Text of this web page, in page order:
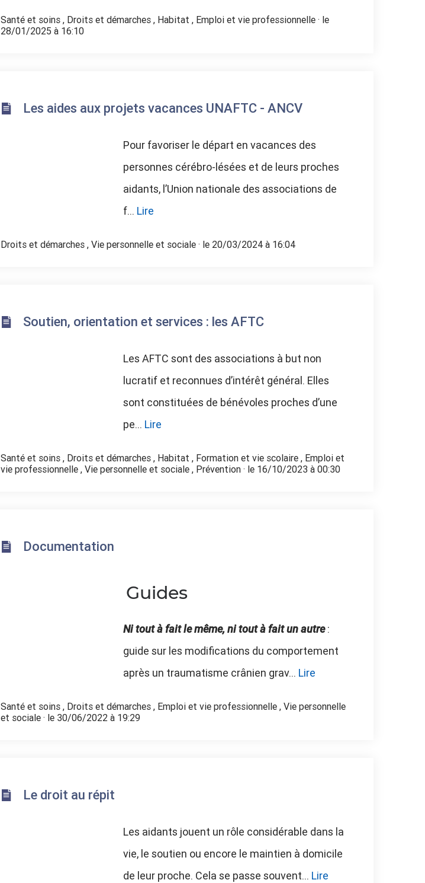
Santé et soins , Droits et démarches , Habitat , Emploi et vie professionnelle · le
28/01/2025 à 16:10
Les aides aux projets vacances UNAFTC - ANCV
Pour favoriser le départ en vacances des
personnes cérébro-lésées et de leurs proches
aidants, l’Union nationale des associations de
f... Lire
Droits et démarches , Vie personnelle et sociale · le 20/03/2024 à 16:04
Soutien, orientation et services : les AFTC
Les AFTC sont des associations à but non
lucratif et reconnues d’intérêt général. Elles
sont constituées de bénévoles proches d’une
pe... Lire
Santé et soins , Droits et démarches , Habitat , Formation et vie scolaire , Emploi et
vie professionnelle , Vie personnelle et sociale , Prévention · le 16/10/2023 à 00:30
Documentation
Guides
Ni tout à fait le même, ni tout à fait un autre:
guide sur les modifications du comportement
après un traumatisme crânien grav... Lire
Santé et soins , Droits et démarches , Emploi et vie professionnelle , Vie personnelle
et sociale · le 30/06/2022 à 19:29
Le droit au répit
Les aidants jouent un rôle considérable dans la
vie, le soutien ou encore le maintien à domicile
de leur proche. Cela se passe souvent... Lire